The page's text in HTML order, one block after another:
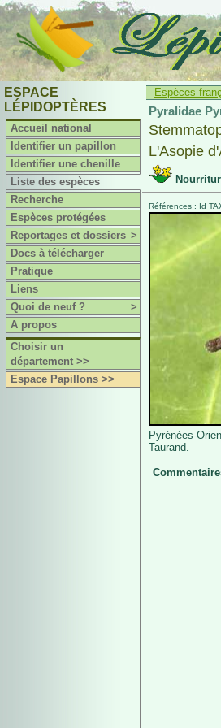
ESPACE
LÉPIDOPTÈRES
Accueil national
Identifier un papillon
Identifier une chenille
Liste des espèces
Recherche
Espèces protégées
Reportages et dossiers >
Docs à télécharger
Pratique
Liens
Quoi de neuf ?
>
A propos
Choisir un
département >>
Espace Papillons >>
Espèces
Pyralidae
L'Asopie
Références : Id
Pyrénées-
Taurand.